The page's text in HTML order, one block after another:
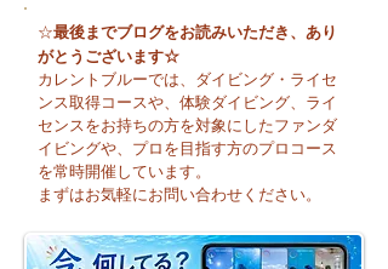
😊 海へ戻る第一歩！リ
フレッシュコース開催♪
☆最後までブログをお読みいただき、あり
がとうございます☆
カレントブルーでは、ダイビング・ライセ
ンス取得コースや、体験ダイビング、ライ
センスをお持ちの方を対象にしたファンダ
イビングや、プロを目指す方のプロコース
を常時開催しています。
まずはお気軽にお問い合わせください。